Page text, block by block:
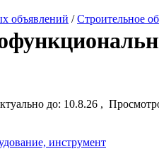
объявлений /Строительное
до: 10.8.26 ,
инструмент